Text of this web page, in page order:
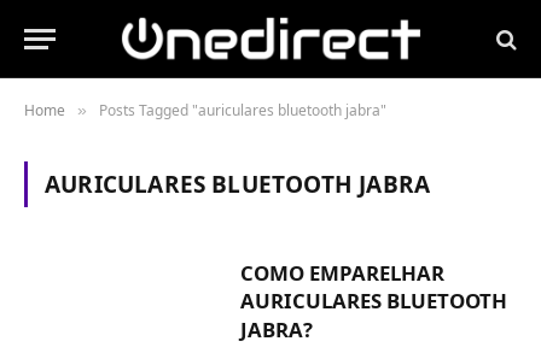
Home » Posts Tagged "auriculares bluetooth jabra"
AURICULARES BLUETOOTH JABRA
COMO EMPARELHAR
AURICULARES BLUETOOTH
JABRA?